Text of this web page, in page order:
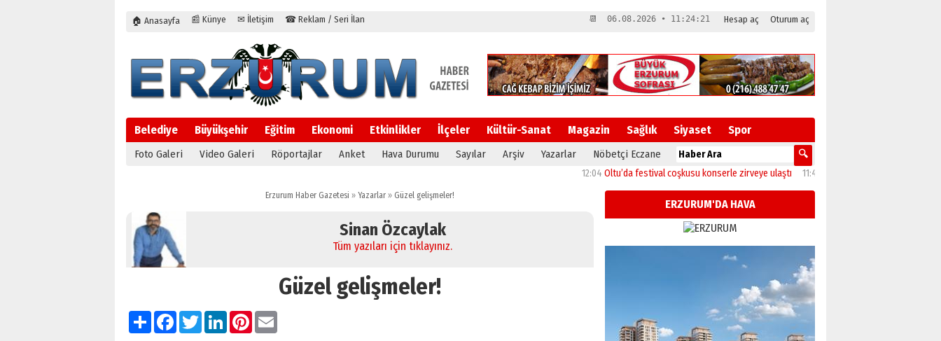
🏠 Anasayfa 📰 Künye ✉ İletişim ☎ Reklam / Seri İlan Hesap aç Oturum aç
📆 06.08.2026 • 11:24:22
Belediye Büyükşehir Eğitim Ekonomi Etkinlikler İlçeler Kültür-Sanat Magazin Sağlık Siyaset Spor
Foto Galeri Video Galeri Röportajlar Anket Hava Durumu Sayılar Arşiv Yazarlar Nöbetçi Eczane
Oltu’da festival coşkusu konserle zirveye ulaştı 11:46Başkan Sekmen’den Akdağ
Erzurum Haber Gazetesi » Yazarlar » Güzel gelişmeler!
Sinan Özcaylak
Tüm yazıları için tıklayınız.
Güzel gelişmeler!
PaylaşFacebook
TwitterLinkedInPinterest
ERZURUM'DA HAVA